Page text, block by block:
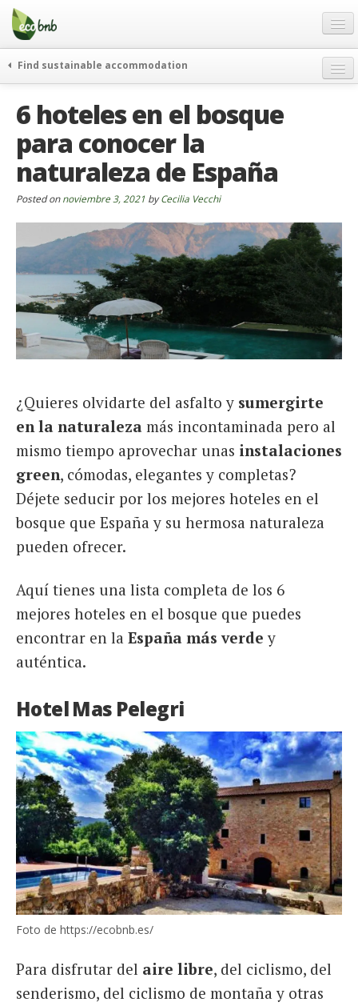
Menu
Skip
content
Ofertas
Acerca de
FAQ
Contacto
Spanish
English
Spanish
French
Italiano
Find sustainable accommodation
Eco hotels
Curiosidades
6 hoteles en el bosque
para conocer la
naturaleza de España
Posted onnoviembre 3, 2021 byCecilia Vecchi
¿Quieres olvidarte del asfalto y sumergirte
en la naturaleza más incontaminada pero al
mismo tiempo aprovechar unas instalaciones
green, cómodas, elegantes y completas?
Déjete seducir por los mejores hoteles en el
bosque que España y su hermosa naturaleza
pueden ofrecer.
Aquí tienes una lista completa de los 6
mejores hoteles en el bosque que puedes
encontrar en la España más verde y
auténtica.
Hotel Mas Pelegri
Foto de https://ecobnb.es/
Para disfrutar del aire libre, del ciclismo, del
senderismo, del ciclismo de montaña y otras